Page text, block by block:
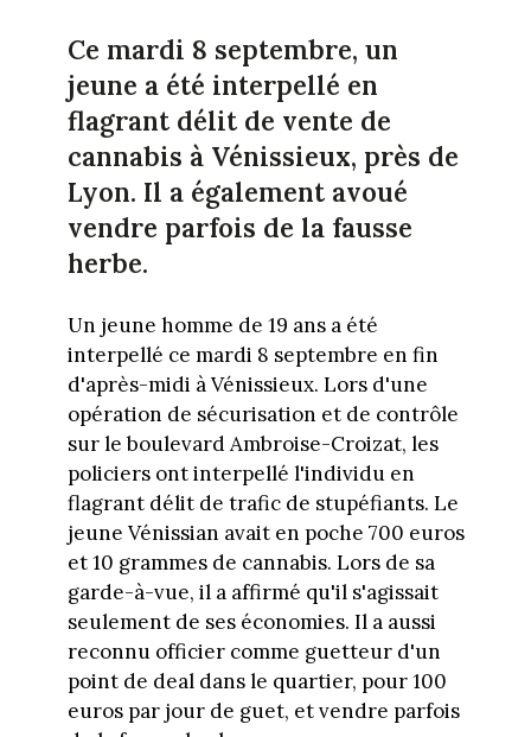
Ce mardi 8 septembre, un
jeune a été interpellé en
flagrant délit de vente de
cannabis à Vénissieux, près de
Lyon. Il a également avoué
vendre parfois de la fausse
herbe.
Un jeune homme de 19 ans a été
interpellé ce mardi 8 septembre en fin
d'après-midi à Vénissieux. Lors d'une
opération de sécurisation et de contrôle
sur le boulevard Ambroise-Croizat, les
policiers ont interpellé l'individu en
flagrant délit de trafic de stupéfiants. Le
jeune Vénissian avait en poche 700 euros
et 10 grammes de cannabis. Lors de sa
garde-à-vue, il a affirmé qu'il s'agissait
seulement de ses économies. Il a aussi
reconnu officier comme guetteur d'un
point de deal dans le quartier, pour 100
euros par jour de guet, et vendre parfois